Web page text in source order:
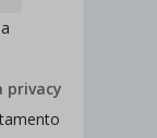
privacy